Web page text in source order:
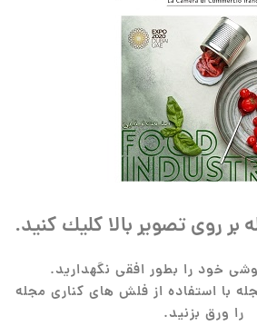
بر روی تصویر بالا كليك كنيد.
خود را بطور افقی نگهدارید.
با استفاده از فلش های کناری مجله
را ورق بزنید.